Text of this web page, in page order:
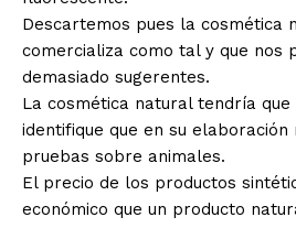
Descartemos pues la cosmética
comercializa como tal y que nos
demasiado sugerentes.
La cosmética natural tendría
identifique que en su elaboración
pruebas sobre animales.
El precio de los productos
económico que un producto